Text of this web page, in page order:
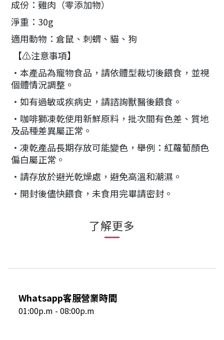
成份：雞肉（零添加物）
淨重：30g
適用動物：倉鼠、刺蝟、貓、狗
【⚠️注意事項】
・本產品為寵物食品，請依體型裁切後餵食，並視
個體情況調整。
・如有過敏或疾病史，請諮詢獸醫後餵食。
・咖啡獅凍乾使用新鮮原料，批次間有色差、質地
及品種差異屬正常。
・凍乾產品長期存放可能變色，舉例：紅蘿蔔顏色
偏白屬正常。
・請存放於避光乾燥處，避免高溫和潮濕。
・開封後儘快餵食，未食用完畢請密封。
了解更多
Whatsapp客服營業時間
01:00p.m - 08:00p.m